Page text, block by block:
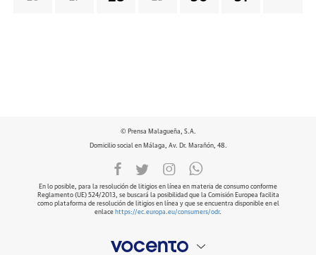
© Prensa Malagueña, S.A.
Domicilio social en Málaga, Av. Dr. Marañón, 48.
En lo posible, para la resolución de litigios en línea en materia de consumo conforme
Reglamento (UE) 524/2013, se buscará la posibilidad que la Comisión Europea facilita
como plataforma de resolución de litigios en línea y que se encuentra disponible en el
enlace https://ec.europa.eu/consumers/odr.